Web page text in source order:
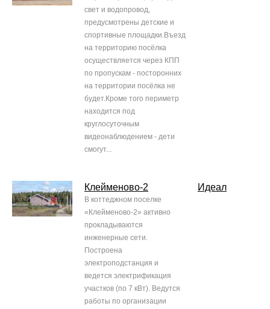
свет и водопровод,
предусмотрены детские и
спортивные площадки.Въезд
на территорию посёлка
осуществляется через КПП
по пропускам - посторонних
на территории посёлка не
будет.Кроме того периметр
находится под
круглосуточным
видеонаблюдением - дети
смогут...
Клейменово-2
В коттеджном поселке
«Клейменово-2» активно
прокладываются
инженерные сети.
Построена
электроподстанция и
ведется электрификация
участков (по 7 кВт). Ведутся
работы по организации
Идеал